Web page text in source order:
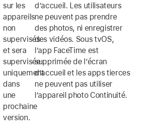
sur les
appareils
non
supervisés
et sera
supervisée
uniquement
dans
une
prochaine
version.
d’accueil. Les utilisateurs
ne peuvent pas prendre
des photos, ni enregistrer
des vidéos. Sous tvOS,
l’app FaceTime est
supprimée de l’écran
d’accueil et les apps tierces
ne peuvent pas utiliser
l’appareil photo Continuité.